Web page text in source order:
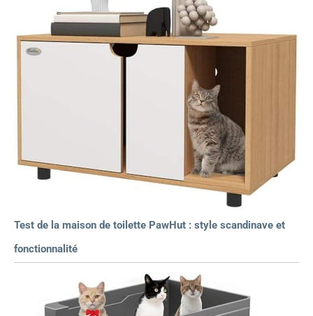
Test de la maison de toilette PawHut : style scandinave et
fonctionnalité